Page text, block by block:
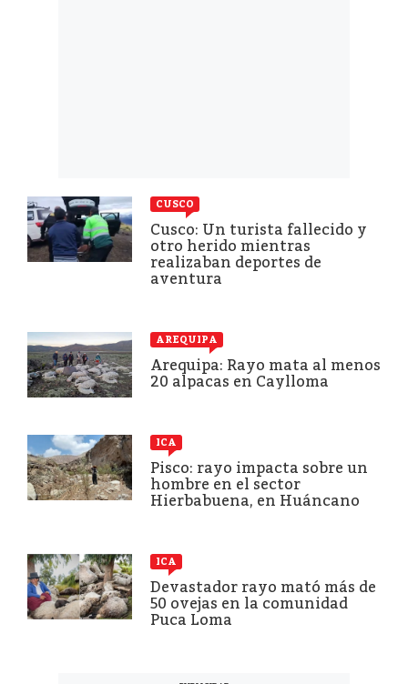
CUSCO
Cusco: Un turista fallecido y
otro herido mientras
realizaban deportes de
aventura
AREQUIPA
Arequipa: Rayo mata al menos
20 alpacas en Caylloma
ICA
Pisco: rayo impacta sobre un
hombre en el sector
Hierbabuena, en Huáncano
ICA
Devastador rayo mató más de
50 ovejas en la comunidad
Puca Loma